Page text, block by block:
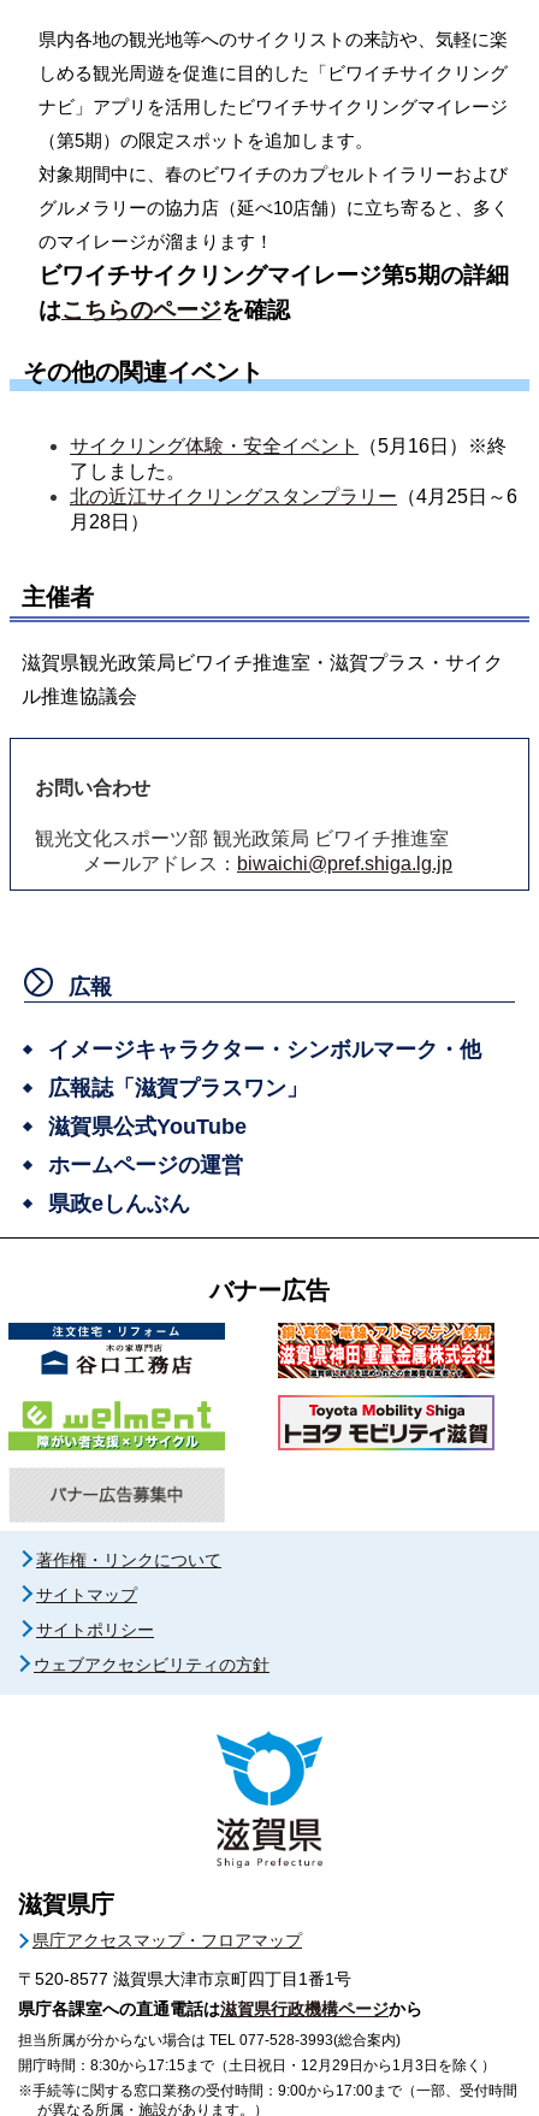
県内各地の観光地等へのサイクリストの来訪や、気軽に楽
しめる観光周遊を促進に目的した「ビワイチサイクリング
ナビ」アプリを活用したビワイチサイクリングマイレージ
（第5期）の限定スポットを追加します。
対象期間中に、春のビワイチのカプセルトイラリーおよび
グルメラリーの協力店（延べ10店舗）に立ち寄ると、多く
のマイレージが溜まります！
ビワイチサイクリングマイレージ第5期の詳細
はこちらのページを確認
その他の関連イベント
サイクリング体験・安全イベント
（5月16日）※終
了しました。
北の近江サイクリングスタンプラリー （4月25日～6
月28日）
主催者
滋賀県観光政策局ビワイチ推進室・滋賀プラス・サイク
ル推進協議会
お問い合わせ
観光文化スポーツ部 観光政策局 ビワイチ推進室
メールアドレス： biwaichi@pref.shiga.lg.jp
広報
イメージキャラクター・シンボルマーク・他
広報誌「滋賀プラスワン」
滋賀県公式YouTube
ホームページの運営
県政eしんぶん
バナー広告
著作権・リンクについて
サイトマップ
サイトポリシー
ウェブアクセシビリティの方針
滋賀県庁
県庁アクセスマップ・フロアマップ
〒520-8577 滋賀県大津市京町四丁目1番1号
県庁各課室への直通電話は滋賀県行政機構ページから
担当所属が分からない場合は TEL 077-528-3993(総合案内)
開庁時間：8:30から17:15まで（土日祝日・12月29日から1月3日を除く）
※手続等に関する窓口業務の受付時間：9:00から17:00まで（一部、受付時間
が異なる所属・施設があります。）